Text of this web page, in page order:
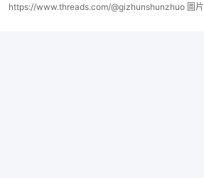
https://www.threads.com/@gizhunshunzhuo 圖片